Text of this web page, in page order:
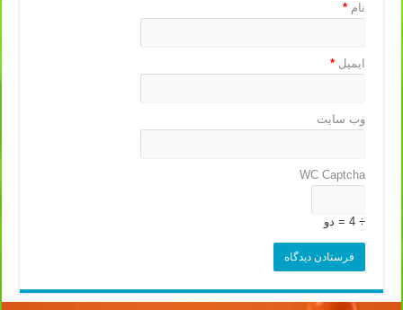
نام*
ایمیل*
وب‌ سایت
WC Captcha
÷ 4 = دو